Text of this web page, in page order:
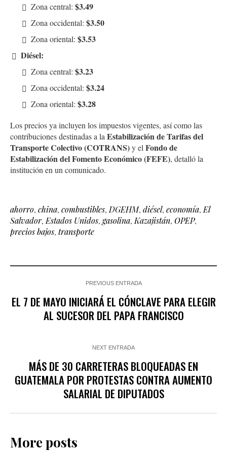
Zona central: $3.49
Zona occidental: $3.50
Zona oriental: $3.53
Diésel:
Zona central: $3.23
Zona occidental: $3.24
Zona oriental: $3.28
Los precios ya incluyen los impuestos vigentes, así como las
contribuciones destinadas a laEstabilización de Tarifas del
Transporte Colectivo (COTRANS)y elFondo de
Estabilización del Fomento Económico (FEFE), detalló la
institución en un comunicado.
ahorro, china, combustibles,DGEHM, diésel, economía,El
Salvador,Estados Unidos, gasolina,Kazajistán, OPEP,
precios bajos, transporte
PREVIOUS ENTRADA
EL 7 DE MAYO INICIARÁ EL CÓNCLAVE PARA ELEGIR
AL SUCESOR DEL PAPA FRANCISCO
NEXT ENTRADA
MÁS DE 30 CARRETERAS BLOQUEADAS EN
GUATEMALA POR PROTESTAS CONTRA AUMENTO
SALARIAL DE DIPUTADOS
More posts